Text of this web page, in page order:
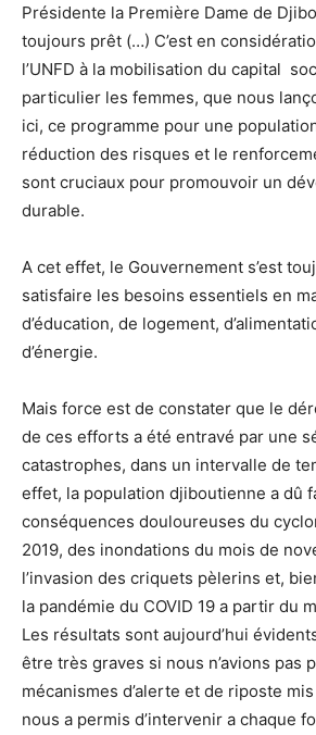
Présidente la Première Dame de
toujours prêt (…) C’est en
l’UNFD à la mobilisation du capital
particulier les femmes, que nous
ici, ce programme pour une
réduction des risques et le
sont cruciaux pour promouvoir un
durable.
A cet effet, le Gouvernement s’est
satisfaire les besoins essentiels en
d’éducation, de logement,
d’énergie.
Mais force est de constater que le
de ces efforts a été entravé par une
catastrophes, dans un intervalle de
effet, la population djiboutienne a dû
conséquences douloureuses du
2019, des inondations du mois de
l’invasion des criquets pèlerins et,
la pandémie du COVID 19 a partir du
Les résultats sont aujourd’hui
être très graves si nous n’avions pas
mécanismes d’alerte et de riposte
nous a permis d’intervenir a chaque